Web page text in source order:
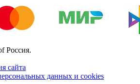
Россия.
сайта
данных и cookies